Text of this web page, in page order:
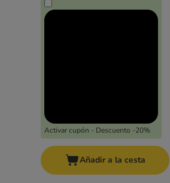
Activar cupón - Descuento -20%
Añadir a la cesta